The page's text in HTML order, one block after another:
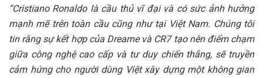
“Cristiano Ronaldo làcầu thủ vĩ đại và có sức ảnh hưởng
mạnh mẽ trên toàn cầu cũng như tại Việt Nam. Chúng tôi
tin rằng sự kết hợp của Dreame và CR7 tạo nên điểm chạm
giữa công nghệ cao cấp và tư duy chiến thắng, sẽ truyền
cảm hứng cho người dùng Việt xây dựng một không gian